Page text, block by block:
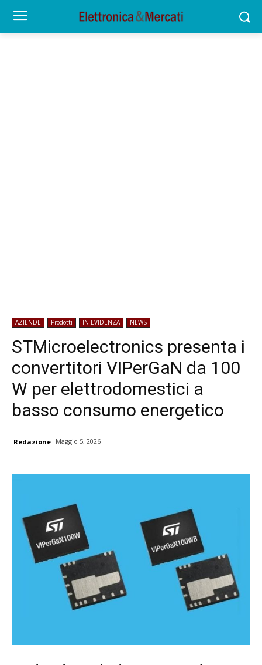
AZIENDE Prodotti IN EVIDENZA NEWS
STMicroelectronics presenta i
convertitori VIPerGaN da 100
W per elettrodomestici a
basso consumo energetico
Redazione Maggio 5, 2026